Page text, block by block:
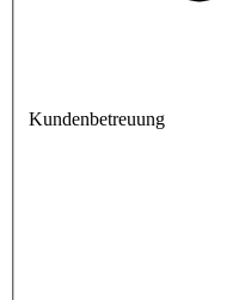
Kundenbetreuung